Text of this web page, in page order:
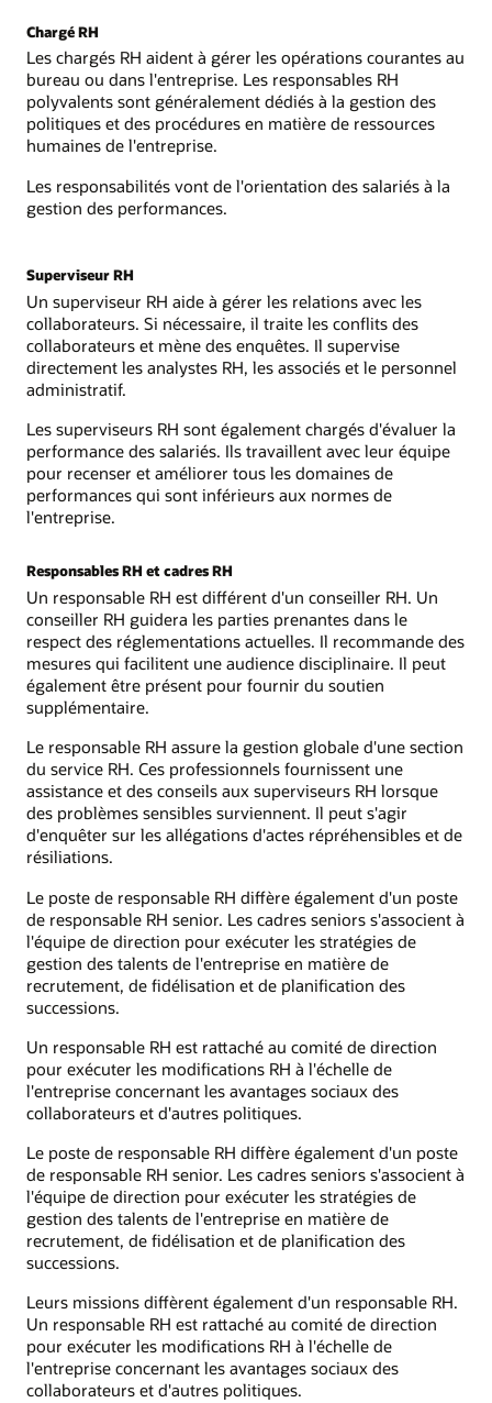
Chargé RH
Les chargés RH aident à gérer les opérations courantes au
bureau ou dans l'entreprise. Les responsables RH
polyvalents sont généralement dédiés à la gestion des
politiques et des procédures en matière de ressources
humaines de l'entreprise.
Les responsabilités vont de l'orientation des salariés à la
gestion des performances.
Superviseur RH
Un superviseur RH aide à gérer les relations avec les
collaborateurs. Si nécessaire, il traite les conflits des
collaborateurs et mène des enquêtes. Il supervise
directement les analystes RH, les associés et le personnel
administratif.
Les superviseurs RH sont également chargés d'évaluer la
performance des salariés. Ils travaillent avec leur équipe
pour recenser et améliorer tous les domaines de
performances qui sont inférieurs aux normes de
l'entreprise.
Responsables RH et cadres RH
Un responsable RH est différent d'un conseiller RH. Un
conseiller RH guidera les parties prenantes dans le
respect des réglementations actuelles. Il recommande des
mesures qui facilitent une audience disciplinaire. Il peut
également être présent pour fournir du soutien
supplémentaire.
Le responsable RH assure la gestion globale d'une section
du service RH. Ces professionnels fournissent une
assistance et des conseils aux superviseurs RH lorsque
des problèmes sensibles surviennent. Il peut s'agir
d'enquêter sur les allégations d'actes répréhensibles et de
résiliations.
Le poste de responsable RH diffère également d'un poste
de responsable RH senior. Les cadres seniors s'associent à
l'équipe de direction pour exécuter les stratégies de
gestion des talents de l'entreprise en matière de
recrutement, de fidélisation et de planification des
successions.
Un responsable RH est rattaché au comité de direction
pour exécuter les modifications RH à l'échelle de
l'entreprise concernant les avantages sociaux des
collaborateurs et d'autres politiques.
Le poste de responsable RH diffère également d'un poste
de responsable RH senior. Les cadres seniors s'associent à
l'équipe de direction pour exécuter les stratégies de
gestion des talents de l'entreprise en matière de
recrutement, de fidélisation et de planification des
successions.
Leurs missions diffèrent également d'un responsable RH.
Un responsable RH est rattaché au comité de direction
pour exécuter les modifications RH à l'échelle de
l'entreprise concernant les avantages sociaux des
collaborateurs et d'autres politiques.